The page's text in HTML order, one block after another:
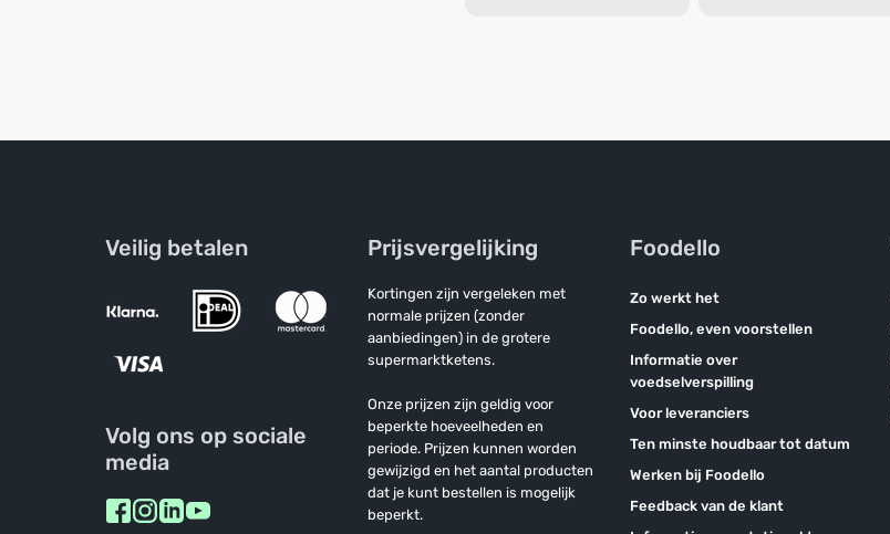
Veilig betalen
Volg ons op sociale
media
Prijsvergelijking
Kortingen zijn vergeleken met
normale prijzen (zonder
aanbiedingen) in de grotere
supermarktketens.
Onze prijzen zijn geldig voor
beperkte hoeveelheden en
periode. Prijzen kunnen worden
gewijzigd en het aantal producten
dat je kunt bestellen is mogelijk
beperkt.
Foodello
Zo werkt het
Foodello, even voorstellen
Informatie over
voedselverspilling
Voor leveranciers
Ten minste houdbaar tot datum
Werken bij Foodello
Feedback van de klant